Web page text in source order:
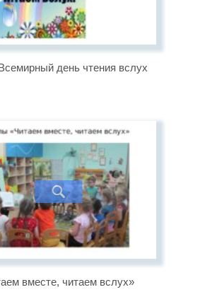
день чтения вслух
вместе, читаем вслух»